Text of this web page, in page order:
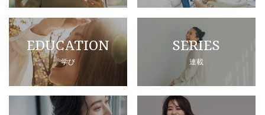
EDUCATION
学び
SERIES
連載